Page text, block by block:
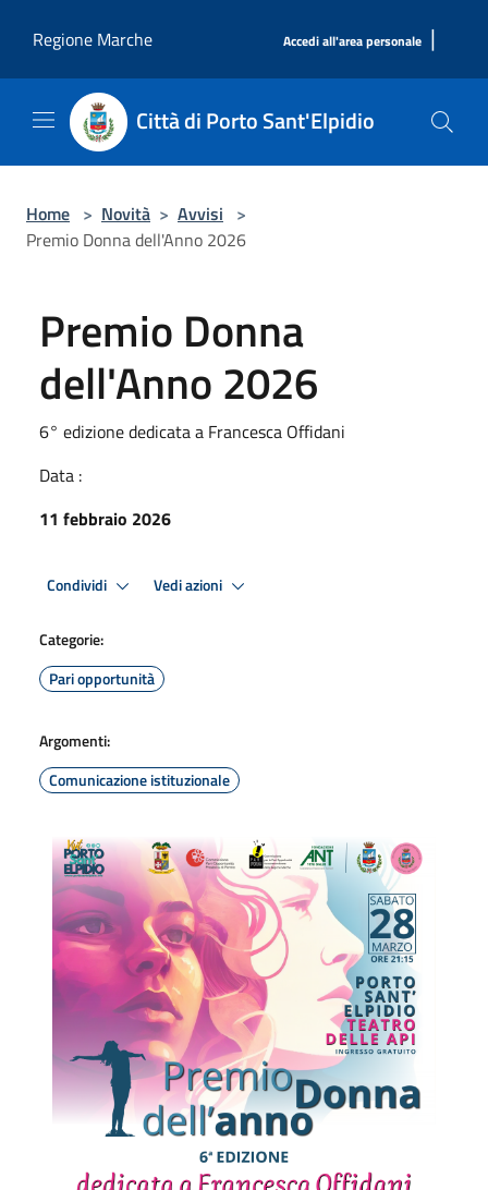
Regione Marche
Accedi all'area personale |
Città di Porto Sant'Elpidio
Home > Novità > Avvisi >
Premio Donna dell'Anno 2026
Premio Donna
dell'Anno 2026
6° edizione dedicata a Francesca Offidani
Data :
11 febbraio 2026
Condividi Vedi azioni
Categorie:
Pari opportunità
Argomenti:
Comunicazione istituzionale